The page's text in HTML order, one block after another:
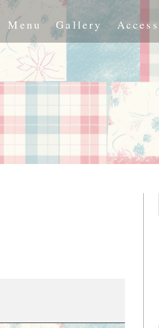
Menu Gallery Access